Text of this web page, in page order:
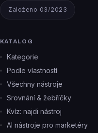
Založeno 03/2023
KATALOG
Kategorie
Podle vlastností
Všechny nástroje
Srovnání & žebříčky
Kvíz: najdi nástroj
AI nástroje pro marketéry